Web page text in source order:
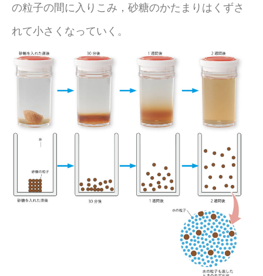
の粒子の間に入りこみ，砂糖のかたまりはくずさ
れて小さくなっていく。